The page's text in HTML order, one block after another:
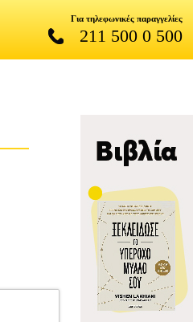
Για τηλεφωνικές παραγγελίες
211 500 0 500